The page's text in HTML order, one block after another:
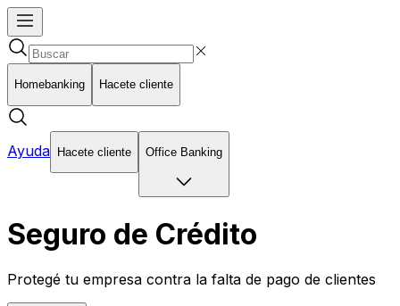
Homebanking Hacete cliente
Ayuda Hacete cliente Office Banking
Seguro de Crédito
Protegé tu empresa contra la falta de pago de clientes